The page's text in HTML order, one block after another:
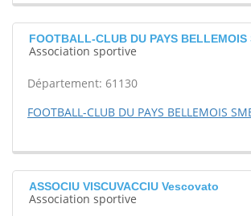
FOOTBALL-CLUB DU PAYS
Association sportive
Département: 61130
FOOTBALL-CLUB DU PAYS BELLEMOIS
ASSOCIU VISCUVACCIU Vescovato
Association sportive